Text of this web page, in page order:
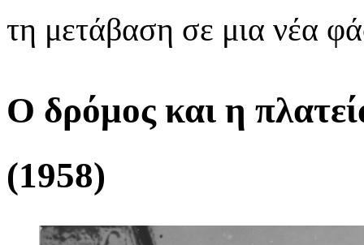
τη μετάβαση σε μια νέα
Ο δρόμος και η
(1958)